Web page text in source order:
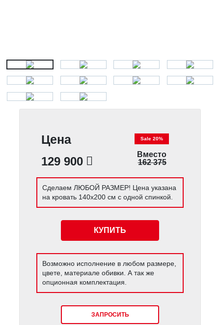
Цена
129 900
Sale 20%
Вместо
162 375
Сделаем ЛЮБОЙ РАЗМЕР! Цена указана
на кровать 140х200 см с одной спинкой.
КУПИТЬ
Возможно исполнение в любом размере,
цвете, материале обивки. А так же
опционная комплектация.
ЗАПРОСИТЬ